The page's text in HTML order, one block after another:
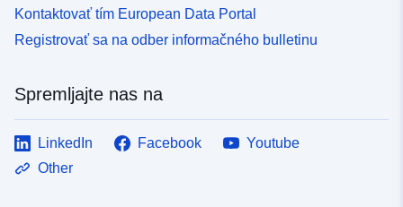
Kontaktovať tím European Data Portal
Registrovať sa na odber informačného bulletinu
Spremljajte nas na
LinkedIn Facebook
Youtube
Other